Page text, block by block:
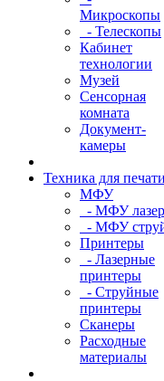
Микроскопы
- Телескопы
Кабинет
технологии
Музей
Сенсорная
комната
Документ-
камеры
Техника для печати
МФУ
- МФУ
- МФУ
Принтеры
- Лазерные
принтеры
- Струйные
принтеры
Сканеры
Расходные
материалы